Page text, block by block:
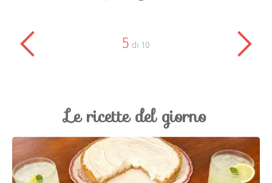
5 di 10
Le ricette del giorno